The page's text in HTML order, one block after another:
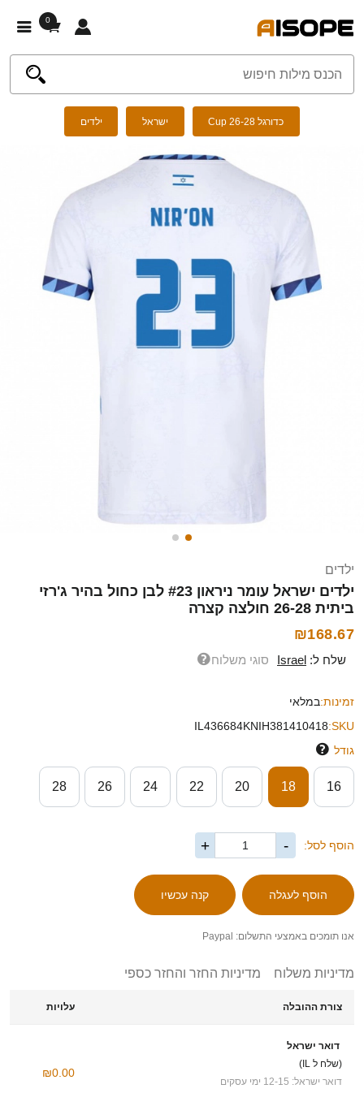
0
כדורגל Cup 26-28 ישראל ילדים
ילדים
ילדים ישראל עומר ניראון #23 לבן כחול בהיר ג'רזי
ביתית 26-28 חולצה קצרה
₪168.67
שלח ל: Israel סוגי משלוח
זמינות:במלאי
SKU:
IL436684KNIH381410418
גודל
16
18
20
22
24
26
28
הוסף לסל: -
+
אנו תומכים באמצעי התשלום: Paypal
מדיניות משלוח מדיניות החזר והחזר כספי
צורת ההובלה עלויות
דואר ישראל
(שלח ל IL)
דואר ישראל: 12-15 ימי עסקים
₪0.00